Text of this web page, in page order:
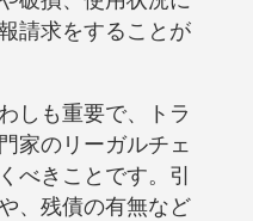
請求をすることが
しも重要で、トラ
家のリーガルチェ
べきことです。引
、残債の有無など